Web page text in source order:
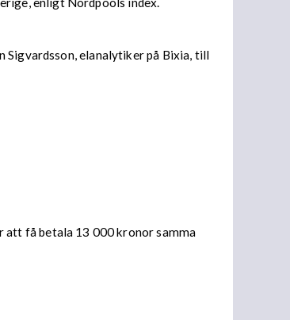
elanalytiker på Bixia, till
att få betala 13 000 kronor samma